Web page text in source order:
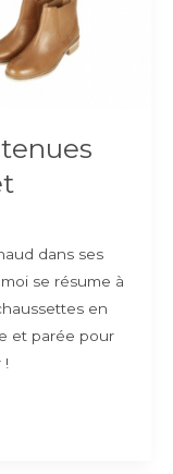
dans ses
se résume à
en
et parée pour
!